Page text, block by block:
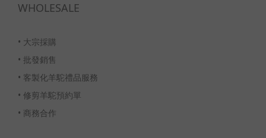
WHOLESALE
• 大宗採購
• 批發銷售
• 客製化羊駝禮品服務
• 修剪羊駝預約單
• 商務合作